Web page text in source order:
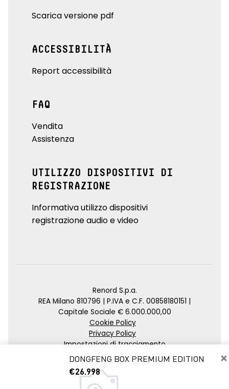
×
DONGFENG BOX PREMIUM EDITION
€26.998
Scarica versione pdf
ACCESSIBILITÀ
Report accessibilità
FAQ
Vendita
Assistenza
UTILIZZO DISPOSITIVI DI
REGISTRAZIONE
Informativa utilizzo dispositivi
registrazione audio e video
Renord S.p.a.
REA Milano 810796 | P.IVA e C.F. 00858180151 |
Capitale Sociale € 6.000.000,00
Cookie Policy
Privacy Policy
Impostazioni di tracciamento
Credits
Agenzia SEO